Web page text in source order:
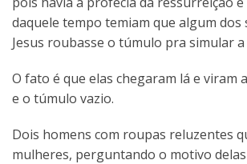
daquele tempo temiam que algum dos
Jesus roubasse o túmulo pra simular
O fato é que elas chegaram lá e viram
e o túmulo vazio.
Dois homens com roupas reluzentes
mulheres, perguntando o motivo